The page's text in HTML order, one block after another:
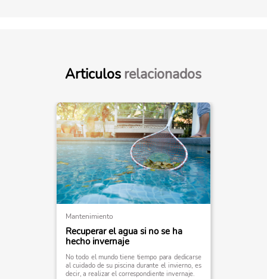
Articulosrelacionados
Mantenimiento
Recuperar el agua si no se ha
hecho invernaje
No todo el mundo tiene tiempo para dedicarse
al cuidado de su piscina durante el invierno, es
decir, a realizar el correspondiente invernaje.